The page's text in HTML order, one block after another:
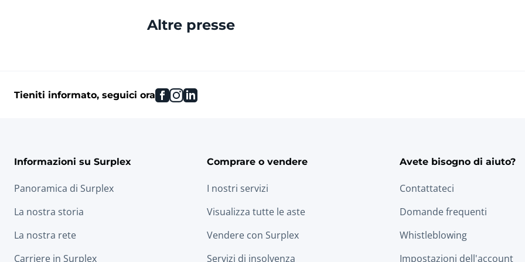
Altre presse
Tieniti informato, seguici ora facebook
instagram
linkedin
Informazioni su Surplex
Panoramica di Surplex
La nostra storia
La nostra rete
Carriere in Surplex
Comprare o vendere
I nostri servizi
Visualizza tutte le aste
Vendere con Surplex
Servizi di insolvenza
Avete bisogno di aiuto?
Contattateci
Domande frequenti
Whistleblowing
Impostazioni dell'account